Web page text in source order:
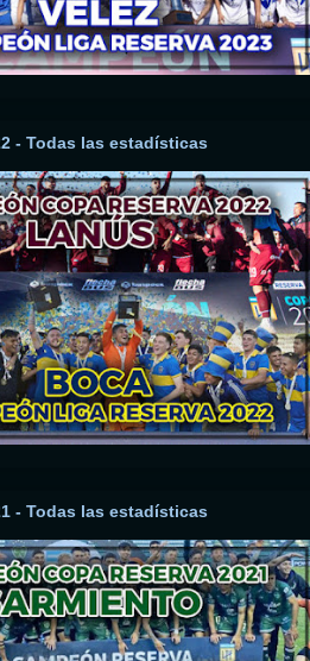
- Todas las estadísticas
- Todas las estadísticas